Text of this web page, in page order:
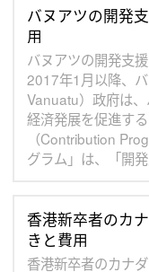
バヌアツの開発
用
バヌアツの開発支
2017年1月以降、
Vanuatu）政府は、
経済発展を促進す
（Contribution
グラム」は、「開
香港新卒者のカ
きと費用
香港新卒者のカナ